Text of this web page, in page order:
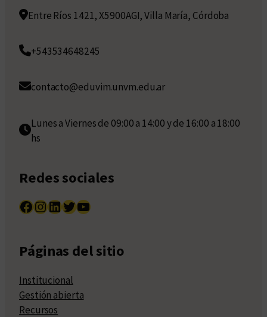
Entre Ríos 1421, X5900AGI, Villa María, Córdoba
+543534648245
contacto@eduvim.unvm.edu.ar
Lunes a Viernes de 09:00 a 14:00 y de 16:00 a 18:00
hs
Redes sociales
Facebook InstagramLinkedIn Twitter YouTube
Páginas del sitio
Institucional
Gestión abierta
Recursos